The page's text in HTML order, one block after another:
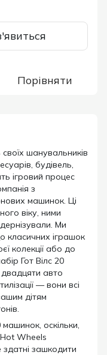
Порівняти
шанувальників
будівель,
ігровий процес
з
машинок. Ці
віку, ними
Ми
класичних іграшок
колекції або до
Гот Вілс 20
авто
— вони всі
дітям
оскільки,
Wheels
зашкодити